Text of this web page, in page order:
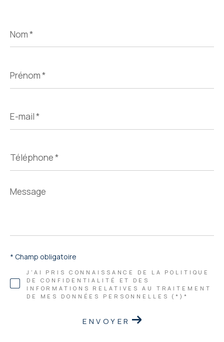
*
*
mail
*
*
Message
*
J'AI PRIS CONNAISSANCE DE LA POLITIQUE
DE CONFIDENTIALITÉ ET DES
INFORMATIONS RELATIVES AU TRAITEMENT
DE MES DONNÉES PERSONNELLES (*)*
* Champ obligatoire
ENVOYER